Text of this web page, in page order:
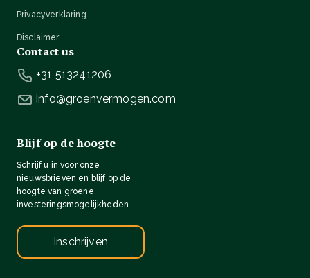
Privacyverklaring
Disclaimer
Contact us
+31 513241206
info@groenvermogen.com
Blijf op de hoogte
Schrijf u in voor onze
nieuwsbrieven en blijf op de
hoogte van groene
investeringsmogelijkheden.
Inschrijven